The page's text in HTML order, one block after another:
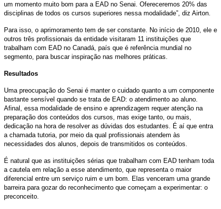
um momento muito bom para a EAD no Senai. Ofereceremos 20% das
disciplinas de todos os cursos superiores nessa modalidade”, diz Airton.
Para isso, o aprimoramento tem de ser constante. No início de 2010, ele e
outros três profissionais da entidade visitaram 11 instituições que
trabalham com EAD no Canadá, país que é referência mundial no
segmento, para buscar inspiração nas melhores práticas.
Resultados
Uma preocupação do Senai é manter o cuidado quanto a um componente
bastante sensível quando se trata de EAD: o atendimento ao aluno.
Afinal, essa modalidade de ensino e aprendizagem requer atenção na
preparação dos conteúdos dos cursos, mas exige tanto, ou mais,
dedicação na hora de resolver as dúvidas dos estudantes. É aí que entra
a chamada tutoria, por meio da qual profissionais atendem às
necessidades dos alunos, depois de transmitidos os conteúdos.
É natural que as instituições sérias que trabalham com EAD tenham toda
a cautela em relação a esse atendimento, que representa o maior
diferencial entre um serviço ruim e um bom. Elas venceram uma grande
barreira para gozar do reconhecimento que começam a experimentar: o
preconceito.